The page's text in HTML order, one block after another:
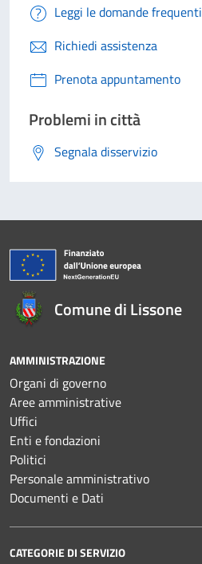
Leggi le domande frequenti
Richiedi assistenza
Prenota appuntamento
Problemi in città
Segnala disservizio
Comune di Lissone
AMMINISTRAZIONE
Organi di governo
Aree amministrative
Uffici
Enti e fondazioni
Politici
Personale amministrativo
Documenti e Dati
CATEGORIE DI SERVIZIO